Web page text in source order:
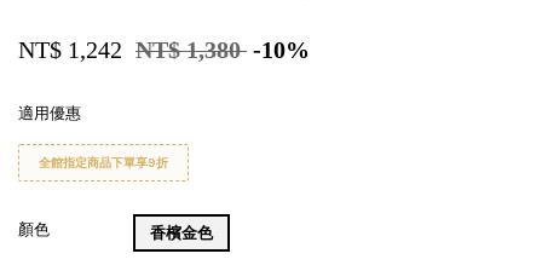
NT$ 1,242 NT$ 1,380 -10%
適用優惠
全館指定商品下單享9折
顏色 香檳金色